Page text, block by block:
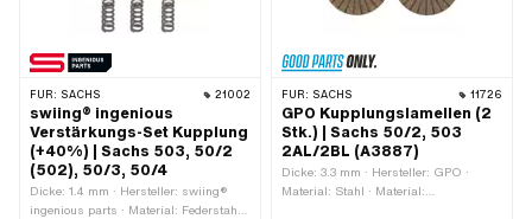
FÜR: SACHS 21002
swiing® ingenious
Verstärkungs-Set Kupplung
(+40%) | Sachs 503, 50/2
(502), 50/3, 50/4
Dicke: 1.4 mm · Hersteller: swiing®
ingenious parts · Material: Federstahl ·
FÜR: SACHS 11726
GPO Kupplungslamellen (2
Stk.) | Sachs 50/2, 503
2AL/2BL (A3887)
Dicke: 3.3 mm · Hersteller: GPO ·
Material: Stahl · Material: